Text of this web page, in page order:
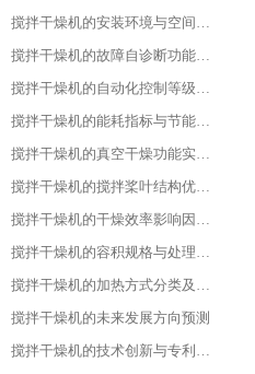
搅拌干燥机的安装环境与空间要求
搅拌干燥机的故障自诊断功能解析
搅拌干燥机的自动化控制等级划分
搅拌干燥机的能耗指标与节能改造方案
搅拌干燥机的真空干燥功能实现原理
搅拌干燥机的搅拌桨叶结构优化方案
搅拌干燥机的干燥效率影响因素分析
搅拌干燥机的容积规格与处理量匹配
搅拌干燥机的加热方式分类及适用场景
搅拌干燥机的未来发展方向预测​
搅拌干燥机的技术创新与专利成果​